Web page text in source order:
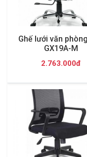
Ghế lưới văn
GX19A-M
2.763.000đ